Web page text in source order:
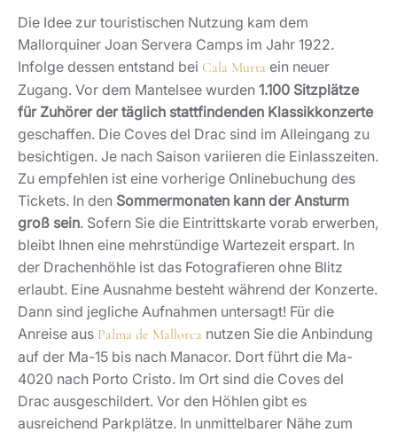
Die Idee zur touristischen Nutzung kam dem
Mallorquiner Joan Servera Camps im Jahr 1922.
Infolge dessen entstand bei Cala Murta ein neuer
Zugang. Vor dem Mantelsee wurden 1.100 Sitzplätze
für Zuhörer der täglich stattfindenden Klassikkonzerte
geschaffen. Die Coves del Drac sind im Alleingang zu
besichtigen. Je nach Saison variieren die Einlasszeiten.
Zu empfehlen ist eine vorherige Onlinebuchung des
Tickets. In den Sommermonaten kann der Ansturm
groß sein. Sofern Sie die Eintrittskarte vorab erwerben,
bleibt Ihnen eine mehrstündige Wartezeit erspart. In
der Drachenhöhle ist das Fotografieren ohne Blitz
erlaubt. Eine Ausnahme besteht während der Konzerte.
Dann sind jegliche Aufnahmen untersagt! Für die
Anreise aus Palma de Mallorca nutzen Sie die Anbindung
auf der Ma-15 bis nach Manacor. Dort führt die Ma-
4020 nach Porto Cristo. Im Ort sind die Coves del
Drac ausgeschildert. Vor den Höhlen gibt es
ausreichend Parkplätze. In unmittelbarer Nähe zum